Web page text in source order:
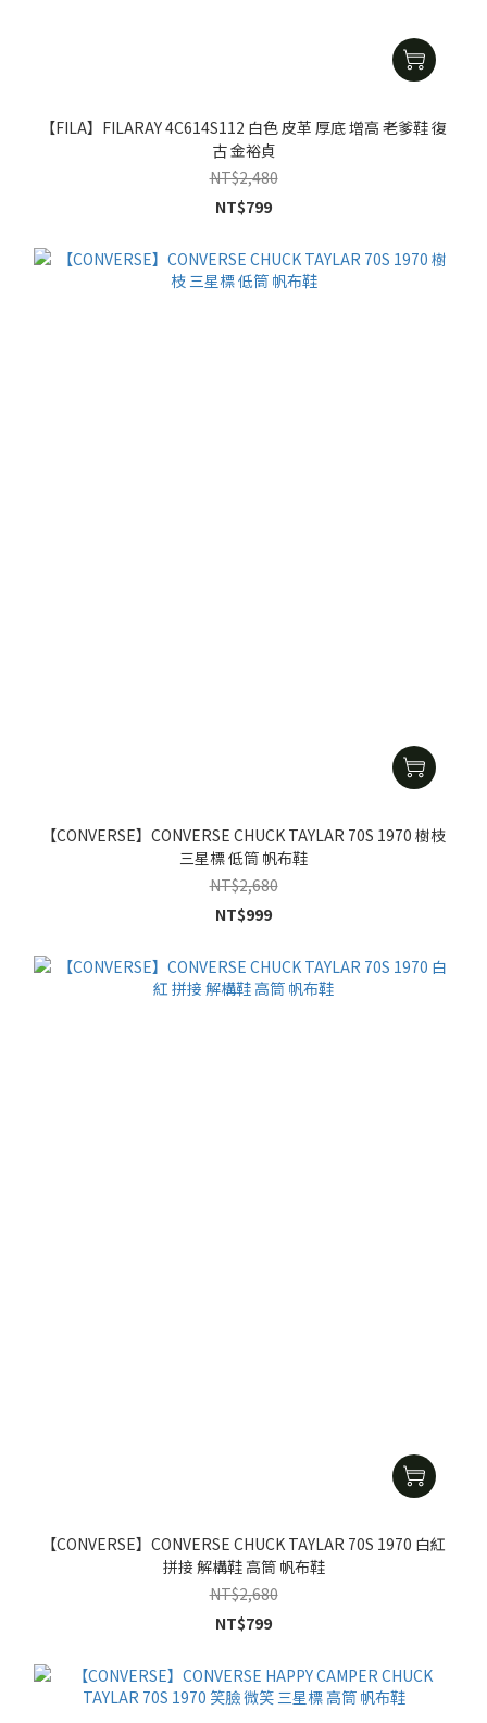
【FILA】FILARAY 4C614S112 白色 皮革 厚底 增高 老爹鞋 復
古 金裕貞
NT$2,480
NT$799
【CONVERSE】CONVERSE CHUCK TAYLAR 70S 1970 樹枝
三星標 低筒 帆布鞋
NT$2,680
NT$999
【CONVERSE】CONVERSE CHUCK TAYLAR 70S 1970 白紅
拼接 解構鞋 高筒 帆布鞋
NT$2,680
NT$799